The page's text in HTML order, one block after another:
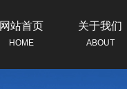
网站首页
HOME
关于我们
ABOUT